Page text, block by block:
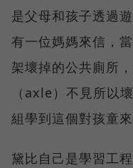
是父母和孩子透過
有一位媽媽來信，
架壞掉的公共廁所
（axle）不見所以
組學到這個對孩童
黛比自己是學習工